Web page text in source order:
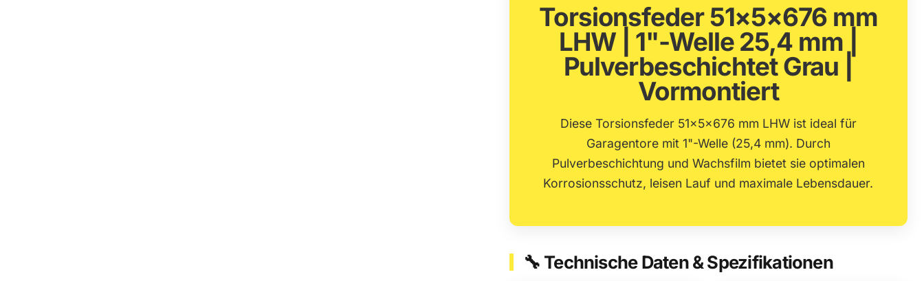
Torsionsfeder 51×5×676 mm
LHW | 1"-Welle 25,4 mm |
Pulverbeschichtet Grau |
Vormontiert
Diese Torsionsfeder 51×5×676 mm LHW ist ideal für
Garagentore mit 1"-Welle (25,4 mm). Durch
Pulverbeschichtung und Wachsfilm bietet sie optimalen
Korrosionsschutz, leisen Lauf und maximale Lebensdauer.
🔧 Technische Daten & Spezifikationen